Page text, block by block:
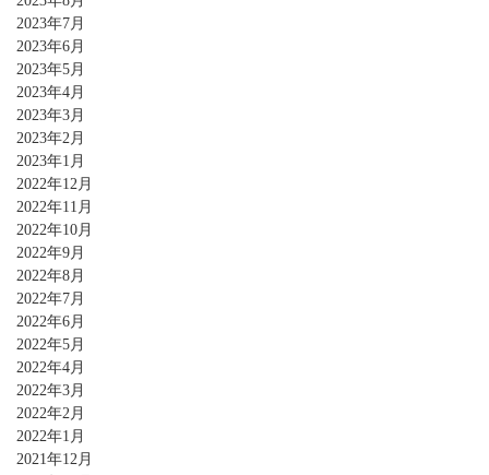
2023年7月
2023年6月
2023年5月
2023年4月
2023年3月
2023年2月
2023年1月
2022年12月
2022年11月
2022年10月
2022年9月
2022年8月
2022年7月
2022年6月
2022年5月
2022年4月
2022年3月
2022年2月
2022年1月
2021年12月